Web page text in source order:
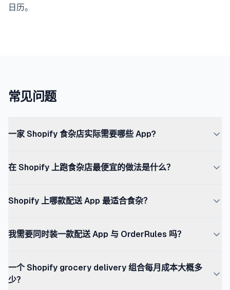
日历。
常见问题
一家 Shopify 食杂店实际需要哪些 App?
强制(OrderRules)、本地配送排程(Zapiet 或 Shipday)、配
排程是同一款 App)、最低订单金额与日上限的订单规则
移动 App 构建器(MobiLoud、Vajro、SimiCart、
月营收能撑得起时再加上移动 App 层。
在 Shopify 上跑食杂店最便宜的做法是什么？
OrderRules 免费 Starter 套餐(营业时间 + 节假日日历
共 $39/mo,可支撑一个小型本地配送食杂店,具备基础营业
致,且没有配送时段选择器 — 客户只能选邮编、拿一个通用
的配送承诺。多数食杂店在 60–90 天内就会超过这个最小
Shopify 上哪款配送 App 最适合食杂？
全、复杂配送规则、价格偏高）、Stellar Delivery Date &
Pickeasy(配送 + 自提覆盖广,免费档慷慨,支持多门店)。选
择取决于配送复杂度。单门店、按邮编做简单配送的食杂
我需要同时装一款配送 App 与 OrderRules 吗？
单逻辑 — 告诉客户什么时候到货,并把订单分派到正确的快
递员或车辆。OrderRules 负责营业时间与订单规则 — 结
一个 Shopify grocery delivery 组合每月成本大概多
少？